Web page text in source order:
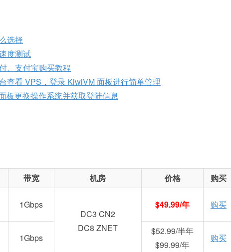
选择
度测试
、支付宝购买教程
查看 VPS，登录 KiwiVM 面板进行简单管理
板更换操作系统并获取登陆信息
带宽 机房 价格
购买
1Gbps
DC3 CN2
DC8 ZNET
$49.99/年 购买
1Gbps
$52.99/半年
$99.99/年
购买